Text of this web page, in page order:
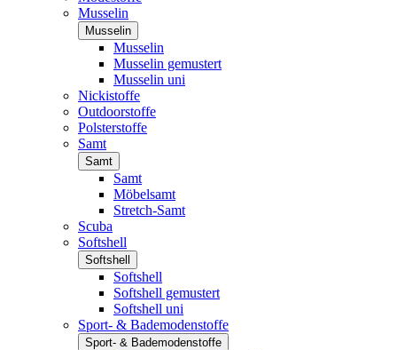
Musselin
Musselin
Musselin
Musselin gemustert
Musselin uni
Nickistoffe
Outdoorstoffe
Polsterstoffe
Samt
Samt
Samt
Möbelsamt
Stretch-Samt
Scuba
Softshell
Softshell
Softshell
Softshell gemustert
Softshell uni
Sport- & Bademodenstoffe
Sport- & Bademodenstoffe